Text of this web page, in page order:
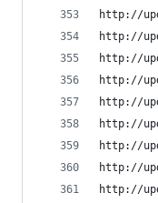
http://
http://
http://
http://
http://
http://
http://
http://
http://